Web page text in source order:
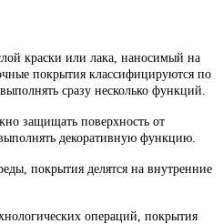
краски или лака, наносимый на
покрытия классифицируются по
сразу несколько функций.
защищать поверхность от
декоративную функцию.
покрытия делятся на внутренние
операций, покрытия